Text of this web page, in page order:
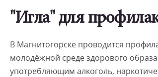
"Игла" для
В Магнитогорске проводится
молодёжной среде здорового
употребляющим алкоголь,